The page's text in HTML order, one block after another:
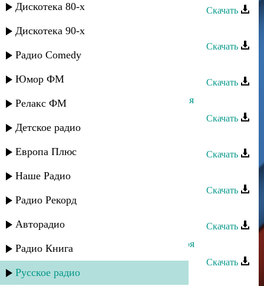
Дискотека 80-х
Дискотека 90-х
Радио Comedy
Юмор ФМ
Релакс ФМ
Детское радио
Европа Плюс
Наше Радио
Радио Рекорд
Авторадио
Радио Книга
Русское радио
Скачать
Дагир Магомедов - Ушла любовь
Скачать
Руслан Магомедов - Весна
Скачать
Алим Магомедов - Ох, зеленоглазая
Скачать
Т. Магомедов - Землячки
Скачать
Дагир Магомедов - Сердцем горю
Скачать
Дагир Магомедов - Шут
Скачать
Апанди Магомедов - Бесценная моя
Скачать
Апанди Магомедов - Милая